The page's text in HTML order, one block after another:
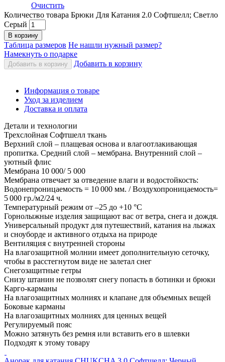
Очистить
Количество товара Брюки Для Катания 2.0 Софтшелл; Светло
Серый
В корзину
Таблица размеров Не нашли нужный размер?
Намекнуть о подарке
Добавить в корзину Добавить в корзину
Информация о товаре
Уход за изделием
Доставка и оплата
Детали и технологии
Трехслойная Софтшелл ткань
Верхний слой – плащевая основа и влагоотлакивающая
пропитка. Средний слой – мембрана. Внутренний слой –
уютный флис
Мембрана 10 000/ 5 000
Мембрана отвечает за отведение влаги и водостойкость:
Водонепроницаемость = 10 000 мм. / Воздухопроницаемость=
5 000 гр./м2/24 ч.
Температурный режим от –25 до +10 °C
Горнолыжные изделия защищают вас от ветра, снега и дождя.
Универсальный продукт для путешествий, катания на лыжах
и сноуборде и активного отдыха на природе
Вентиляция с внутренней стороны
На влагозащитной молнии имеет дополнительную сеточку,
чтобы в расстегнутом виде не залетал снег
Снегозащитные гетры
Снизу штанин не позволят снегу попасть в ботинки и брюки
Карго-карманы
На влагозащитных молниях и клапане для объемных вещей
Боковые карманы
На влагозащитных молниях для ценных вещей
Регулируемый пояс
Можно затянуть без ремня или вставить его в шлевки
Подходят к этому товару